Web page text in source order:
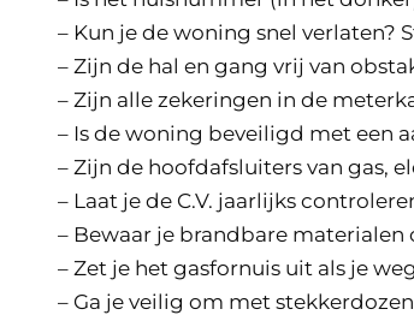
– Kun je de woning snel verlaten?
– Zijn de hal en gang vrij van
– Zijn alle zekeringen in de
– Is de woning beveiligd met een
– Zijn de hoofdafsluiters van gas,
– Laat je de C.V. jaarlijks
– Bewaar je brandbare materialen
– Zet je het gasfornuis uit als je
– Ga je veilig om met